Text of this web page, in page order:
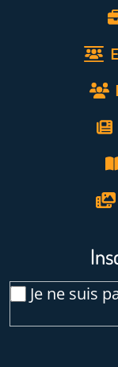
Je ne suis